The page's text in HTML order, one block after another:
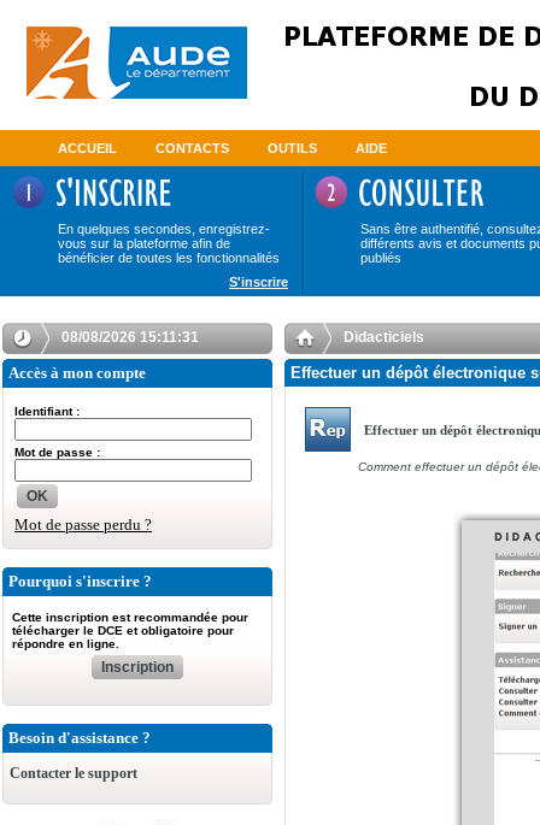
ACCUEIL CONTACTS OUTILS AIDE
En quelques secondes, enregistrez-
vous sur la plateforme afin de
bénéficier de toutes les fonctionnalités
Sans être authentifié,
différents avis et documents
publiés
S'inscrire
08/08/2026 15:11:31
Accès à mon compte
Identifiant :
Mot de passe :
OK
Mot de passe perdu ?
Pourquoi s'inscrire ?
Cette inscription est recommandée pour
télécharger le DCE et obligatoire pour
répondre en ligne.
Inscription
Besoin d'assistance ?
Contacter le support
Didacticiels
Effectuer un dépôt électronique
Effectuer un dépôt
Comment effectuer un dépôt